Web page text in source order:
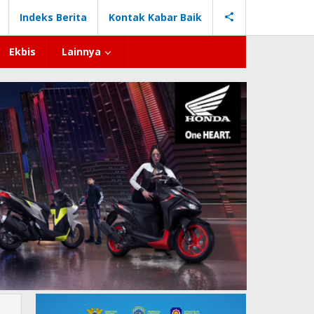
Indeks Berita Kontak Kabar Baik
Ekbis Lainnya